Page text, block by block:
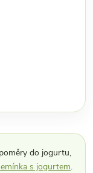
do jogurtu,
s jogurtem.